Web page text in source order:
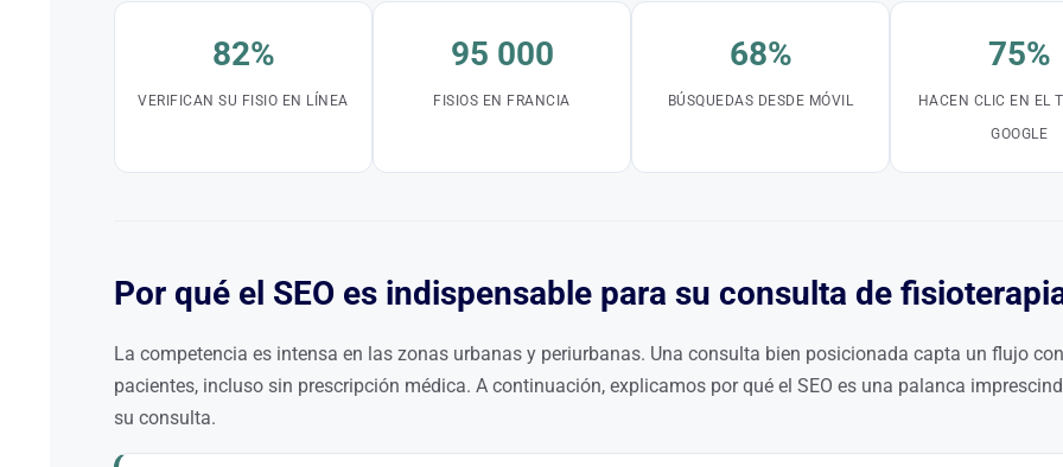
82%
VERIFICAN SU FISIO EN LÍNEA
95 000
FISIOS EN FRANCIA
68%
BÚSQUEDAS DESDE MÓVIL
75%
HACEN CLIC EN EL
GOOGLE
Por qué el SEO es indispensable para su consulta de
La competencia es intensa en las zonas urbanas y periurbanas. Una consulta bien posicionada capta un flujo
pacientes, incluso sin prescripción médica. A continuación, explicamos por qué el SEO es una palanca
su consulta.